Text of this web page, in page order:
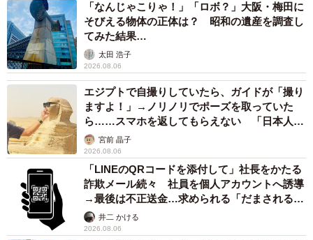
実演詳細はまた後日出す予定です。
pic.twitter.com/66kTjszCGS
— 黒猫モモ@型紙彫刻、切り絵作家
(@momowanwan01151)February 21, 2025
「なんじゃこりゃ！」「ロボ？」大阪・梅田に
そびえる物体の正体は？ 昭和の遺産を調査し
てみた結果…
太田 浩子
2026.08.06
エジプトで自撮りしていたら、ガイドが「撮り
ますよ！」→ノリノリでポーズを取っていた
ら……スマホを返してもらえない 「日本人は
カモ代表かも」「私は6時間で3万円払った」
宮前 晶子
2026.08.06
「LINEのQRコードを添付して」社長をかたる
詐欺メール続々 社員を個人アカウントへ誘導
→最後は不正送金…求められる「だまされる前
提」の対策
井二 かける
2026.08.06